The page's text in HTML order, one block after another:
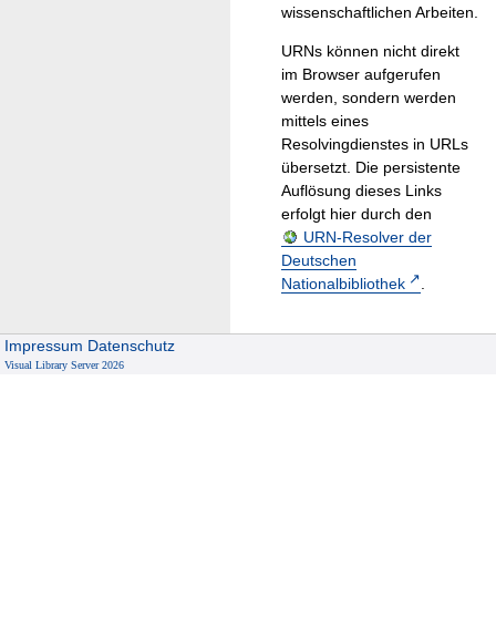
wissenschaftlichen Arbeiten.
URNs können nicht direkt
im Browser aufgerufen
werden, sondern werden
mittels eines
Resolvingdienstes in URLs
übersetzt. Die persistente
Auflösung dieses Links
erfolgt hier durch den
URN-Resolver der
Deutschen
Nationalbibliothek
.
Impressum Datenschutz
Visual Library Server 2026